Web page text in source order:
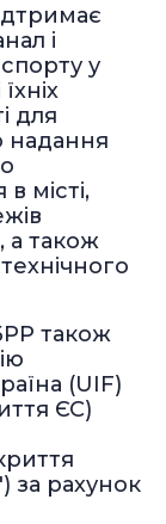
і
у
для
надання
місті,
а також
також
(UIF)
ЄС)
за рахунок